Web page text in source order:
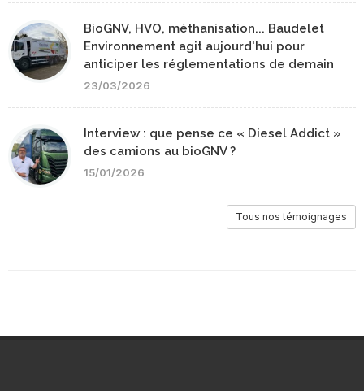
BioGNV, HVO, méthanisation... Baudelet
Environnement agit aujourd'hui pour
anticiper les réglementations de demain
23/03/2026
Interview : que pense ce « Diesel Addict »
des camions au bioGNV ?
15/01/2026
Tous nos témoignages